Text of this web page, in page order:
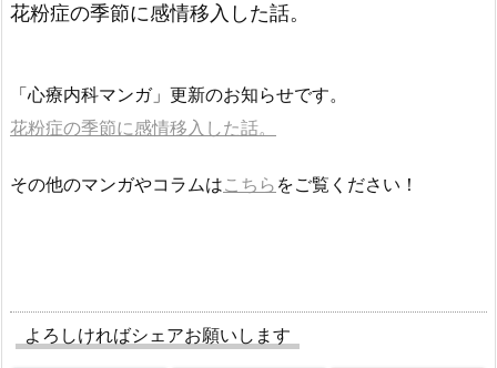
花粉症の季節に感情移入した話。
「心療内科マンガ」更新のお知らせです。
花粉症の季節に感情移入した話。
その他のマンガやコラムはこちら をご覧ください！
よろしければシェアお願いします